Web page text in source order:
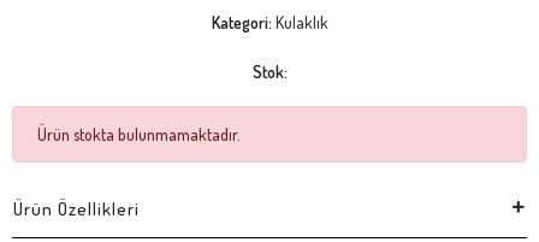
Kategori: Kulaklık
Stok:
Ürün stokta bulunmamaktadır.
Ürün Özellikleri